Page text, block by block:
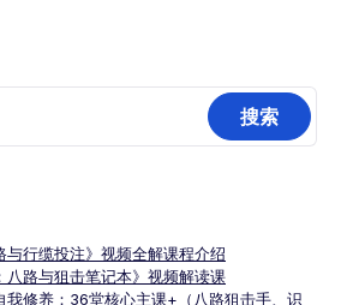
与行缆投注》视频全解课程介绍
八路与狙击笔记本》视频解读课
我修养：36堂核心主课+（八路狙击手、识